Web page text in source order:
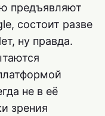
предъявляют
состоит разве
ну правда.
не в её
зрения